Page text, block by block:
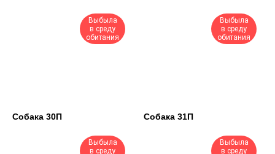
Выбыла
в среду
обитания
Собака 30П
Выбыла
в среду
обитания
Собака 31П
Выбыла
в среду
Выбыла
в среду